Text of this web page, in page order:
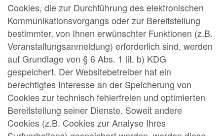
Cookies, die zur Durchführung des elektronischen
Kommunikationsvorgangs oder zur Bereitstellung
bestimmter, von Ihnen erwünschter Funktionen (z.B.
Veranstaltungsanmeldung) erforderlich sind, werden
auf Grundlage von § 6 Abs. 1 lit. b) KDG
gespeichert. Der Websitebetreiber hat ein
berechtigtes Interesse an der Speicherung von
Cookies zur technisch fehlerfreien und optimierten
Bereitstellung seiner Dienste. Soweit andere
Cookies (z.B. Cookies zur Analyse Ihres